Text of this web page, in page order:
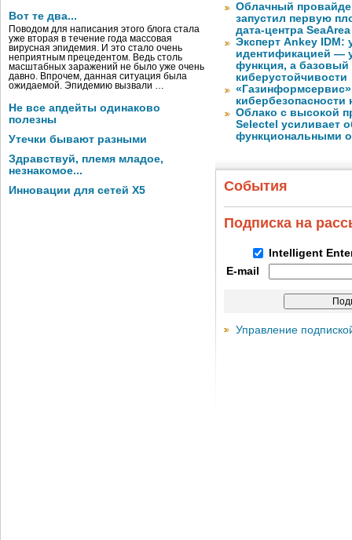
Вот те два...
Поводом для написания этого блога стала
уже вторая в течение года массовая
вирусная эпидемия. И это стало очень
неприятным прецедентом. Ведь столь
масштабных заражений не было уже очень
давно. Впрочем, данная ситуация была
ожидаемой. Эпидемию вызвали …
Не все апдейты одинаково
полезны
Утечки бывают разными
Здравствуй, племя младое,
незнакомое...
Инновации для сетей X5
Облачный
запустил первую
дата-центра
Эксперт Ankey IDM:
идентификацией —
функция, а базовый
киберустойчивости
Облако с высокой
Selectel усиливает
функциональными
События
Подписка на
Intelligent
E-mail
Управление